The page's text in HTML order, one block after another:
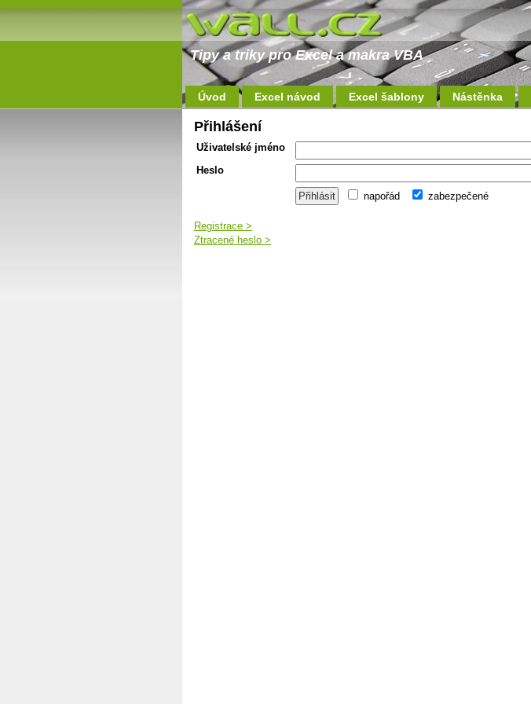
Tipy a triky pro Excel a makra VBA
Úvod Excel návod Excel šablony Nástěnka
Přihlášení
Uživatelské jméno
Heslo
napořád zabezpečené
Registrace >
Ztracené heslo >